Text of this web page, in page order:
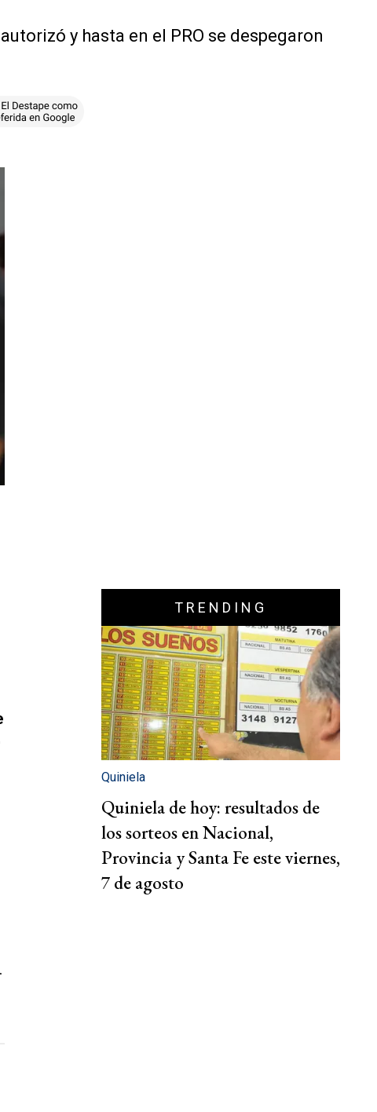
y hasta en el PRO se despegaron
TRENDING
Quiniela
Quiniela de hoy: resultados de
los sorteos en Nacional,
Provincia y Santa Fe este viernes,
7 de agosto